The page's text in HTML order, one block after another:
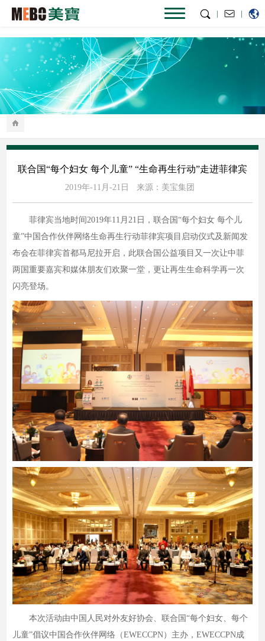
|
|
联合国“每个妇女 每个儿童” “生命再生行动”走进菲律宾
2019年-11月-21日 来源：美宝集团
菲律宾当地时间2019年11月21日，联合国“每个妇女 每个儿
童”中国合作伙伴网络生命再生行动菲律宾项目启动仪式及新闻发
布会在菲律宾首都马尼拉开启，此联合国公益项目又一次让中菲
两国重要嘉宾和媒体朋友们欢聚一堂，更让再生生命科学再一次
闪亮登场。
本次活动由中国人民对外友好协会、联合国“每个妇女、每个
儿童”倡议中国合作伙伴网络（EWECCPN）主办，EWECCPN成